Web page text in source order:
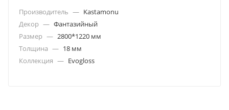
Производитель — Kastamonu
Декор — Фантазийный
Размер — 2800*1220 мм
Толщина — 18 мм
Коллекция — Evogloss